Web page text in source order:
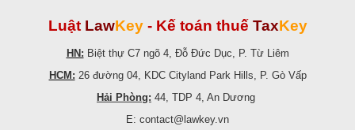
Luật LawKey - Kế toán thuế TaxKey
HN: Biệt thự C7 ngõ 4, Đỗ Đức Dục, P. Từ Liêm
HCM: 26 đường 04, KDC Cityland Park Hills, P. Gò Vấp
Hải Phòng: 44, TDP 4, An Dương
E: contact@lawkey.vn